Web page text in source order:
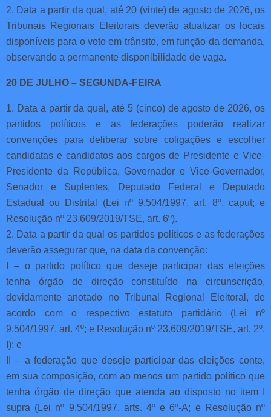
2. Data a partir da qual, até 20 (vinte) de agosto de 2026, os
Tribunais Regionais Eleitorais deverão atualizar os locais
disponíveis para o voto em trânsito, em função da demanda,
observando a permanente disponibilidade de vaga.
20 DE JULHO – SEGUNDA-FEIRA
1. Data a partir da qual, até 5 (cinco) de agosto de 2026, os
partidos políticos e as federações poderão realizar
convenções para deliberar sobre coligações e escolher
candidatas e candidatos aos cargos de Presidente e Vice-
Presidente da República, Governador e Vice-Governador,
Senador e Suplentes, Deputado Federal e Deputado
Estadual ou Distrital (Lei nº 9.504/1997, art. 8º, caput; e
Resolução nº 23.609/2019/TSE, art. 6º).
2. Data a partir da qual os partidos políticos e as federações
deverão assegurar que, na data da convenção:
I – o partido político que deseje participar das eleições
tenha órgão de direção constituído na circunscrição,
devidamente anotado no Tribunal Regional Eleitoral, de
acordo com o respectivo estatuto partidário (Lei nº
9.504/1997, art. 4º; e Resolução nº 23.609/2019/TSE, art. 2º,
I); e
II – a federação que deseje participar das eleições conte,
em sua composição, com ao menos um partido político que
tenha órgão de direção que atenda ao disposto no item I
supra (Lei nº 9.504/1997, arts. 4º e 6º-A; e Resolução nº